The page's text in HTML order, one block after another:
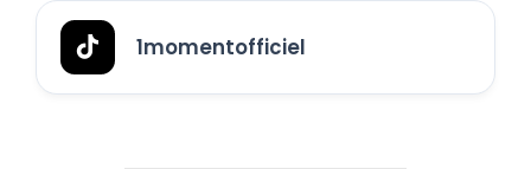
1momentofficiel